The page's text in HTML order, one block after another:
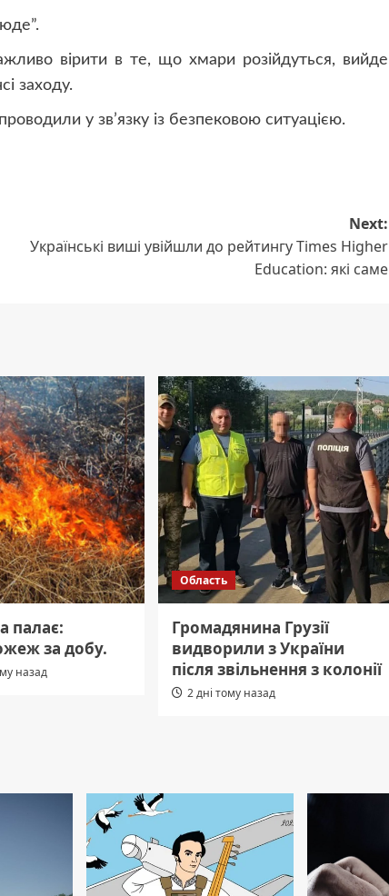
вірити в те, що хмари розійдуться, вийде
заходу.
у зв’язку із безпековою ситуацією.
Next:
Українські виші увійшли до рейтингу Times Higher
Education: які саме
палає:
за добу.
назад
Область
Громадянина Грузії
видворили з України
після звільнення з колонії
2 дні тому назад